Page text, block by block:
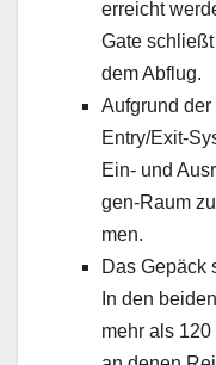
erre­icht
Gate
dem Abflug.
Auf­grund
Entry/Ex­it-
Ein- und
gen-Raum
men.
Das Gepäck
In den
mehr als